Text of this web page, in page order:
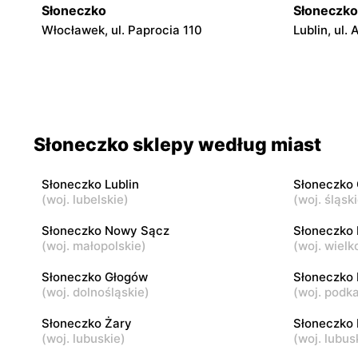
Słoneczko
Włocławek, ul. Paprocia 110
Słoneczko
Lublin, ul.
Siemkowice, ul. Szkolna 12 Osjaków,
Słoneczko
Trębaczew, ul. Zielona 1
Słoneczko
Pajęczno,
Słoneczko Słoneczko
Słoneczko sklepy według miast
Słoneczko Lublin
(woj. lubelskie)
(woj.
Słoneczko Nowy Sącz
(woj. małopolskie)
Słoneczko
(woj.
Słoneczko Głogów
(woj. dolnośląskie)
Słoneczko
(woj.
Słoneczko Żary
(woj. lubuskie)
Słoneczko
(woj.